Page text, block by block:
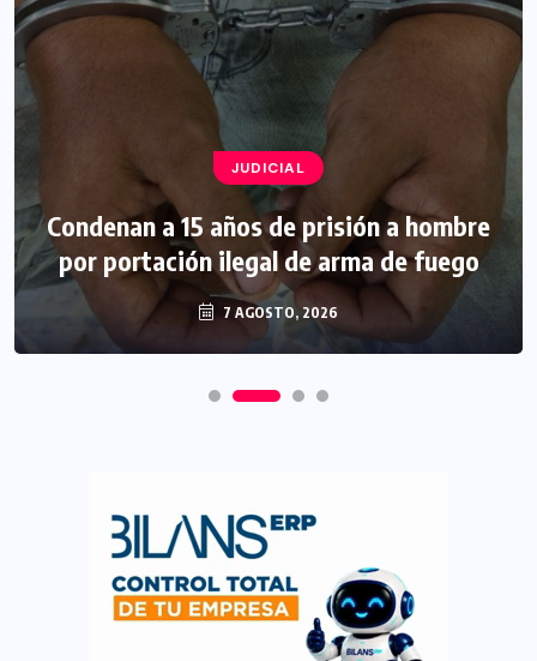
JUDICIAL
Condenan a 15 años de prisión a hombre
por portación ilegal de arma de fuego
7 AGOSTO, 2026